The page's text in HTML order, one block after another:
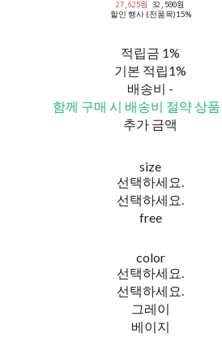
27,625원 32,500원
할인 행사 (전품목)15%
적립금 1%
기본 적립1%
배송비 -
함께 구매 시 배송비 절약 상
추가 금액
size
선택하세요.
선택하세요.
free
color
선택하세요.
선택하세요.
그레이
베이지